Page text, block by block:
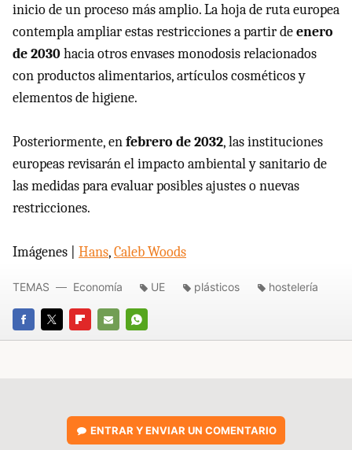
inicio de un proceso más amplio. La hoja de ruta europea
contempla ampliar estas restricciones a partir deenero
de 2030hacia otros envases monodosis relacionados
con productos alimentarios, artículos cosméticos y
elementos de higiene.
Posteriormente, enfebrero de 2032, las instituciones
europeas revisarán el impacto ambiental y sanitario de
las medidas para evaluar posibles ajustes o nuevas
restricciones.
Imágenes | Hans,Caleb Woods
FACEBOOK
TWITTERFLIPBOARD
E-
WHATSAPP
TEMAS Economía UE plásticos hostelería
ENTRAR Y ENVIAR UN COMENTARIO